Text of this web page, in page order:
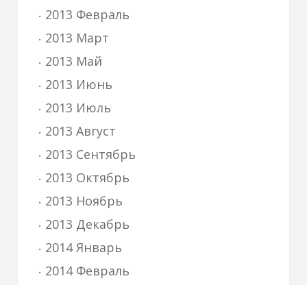
2013 Февраль
2013 Март
2013 Май
2013 Июнь
2013 Июль
2013 Август
2013 Сентябрь
2013 Октябрь
2013 Ноябрь
2013 Декабрь
2014 Январь
2014 Февраль